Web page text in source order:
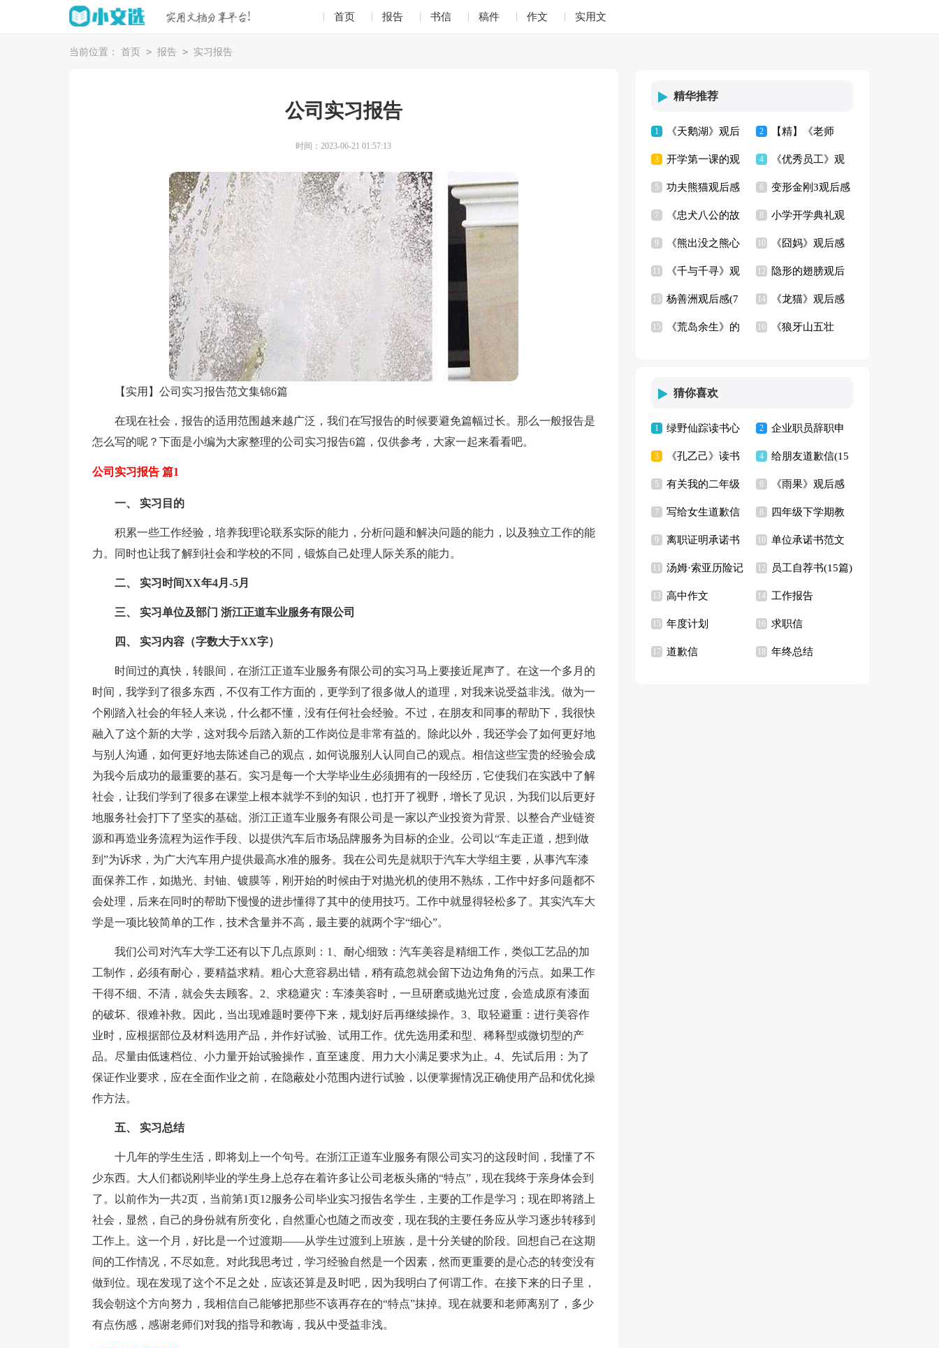
首页 报告 书信 稿件 作文 实用文
当前位置： 首页 > 报告 > 实习报告
公司实习报告
时间：2023-06-21 01:57:13
【实用】公司实习报告范文集锦6篇
在现在社会，报告的适用范围越来越广泛，我们在写报告的时候要避免篇幅过长。那么一般报告是
怎么写的呢？下面是小编为大家整理的公司实习报告6篇，仅供参考，大家一起来看看吧。
公司实习报告 篇1
一、 实习目的
积累一些工作经验，培养我理论联系实际的能力，分析问题和解决问题的能力，以及独立工作的能
力。同时也让我了解到社会和学校的不同，锻炼自己处理人际关系的能力。
二、 实习时间XX年4月-5月
三、 实习单位及部门 浙江正道车业服务有限公司
四、 实习内容（字数大于XX字）
时间过的真快，转眼间，在浙江正道车业服务有限公司的实习马上要接近尾声了。在这一个多月的
时间，我学到了很多东西，不仅有工作方面的，更学到了很多做人的道理，对我来说受益非浅。做为一
个刚踏入社会的年轻人来说，什么都不懂，没有任何社会经验。不过，在朋友和同事的帮助下，我很快
融入了这个新的大学，这对我今后踏入新的工作岗位是非常有益的。除此以外，我还学会了如何更好地
与别人沟通，如何更好地去陈述自己的观点，如何说服别人认同自己的观点。相信这些宝贵的经验会成
为我今后成功的最重要的基石。实习是每一个大学毕业生必须拥有的一段经历，它使我们在实践中了解
社会，让我们学到了很多在课堂上根本就学不到的知识，也打开了视野，增长了见识，为我们以后更好
地服务社会打下了坚实的基础。浙江正道车业服务有限公司是一家以产业投资为背景、以整合产业链资
源和再造业务流程为运作手段、以提供汽车后市场品牌服务为目标的企业。公司以“车走正道，想到做
到”为诉求，为广大汽车用户提供最高水准的服务。我在公司先是就职于汽车大学组主要，从事汽车漆
面保养工作，如抛光、封铀、镀膜等，刚开始的时候由于对抛光机的使用不熟练，工作中好多问题都不
会处理，后来在同时的帮助下慢慢的进步懂得了其中的使用技巧。工作中就显得轻松多了。其实汽车大
学是一项比较简单的工作，技术含量并不高，最主要的就两个字“细心”。
我们公司对汽车大学工还有以下几点原则：1、耐心细致：汽车美容是精细工作，类似工艺品的加
工制作，必须有耐心，要精益求精。粗心大意容易出错，稍有疏忽就会留下边边角角的污点。如果工作
干得不细、不清，就会失去顾客。2、求稳避灾：车漆美容时，一旦研磨或抛光过度，会造成原有漆面
的破坏、很难补救。因此，当出现难题时要停下来，规划好后再继续操作。3、取轻避重：进行美容作
业时，应根据部位及材料选用产品，并作好试验、试用工作。优先选用柔和型、稀释型或微切型的产
品。尽量由低速档位、小力量开始试验操作，直至速度、用力大小满足要求为止。4、先试后用：为了
保证作业要求，应在全面作业之前，在隐蔽处小范围内进行试验，以便掌握情况正确使用产品和优化操
作方法。
五、 实习总结
十几年的学生生活，即将划上一个句号。在浙江正道车业服务有限公司实习的这段时间，我懂了不
少东西。大人们都说刚毕业的学生身上总存在着许多让公司老板头痛的“特点”，现在我终于亲身体会到
了。以前作为一共2页，当前第1页12服务公司毕业实习报告名学生，主要的工作是学习；现在即将踏上
社会，显然，自己的身份就有所变化，自然重心也随之而改变，现在我的主要任务应从学习逐步转移到
工作上。这一个月，好比是一个过渡期——从学生过渡到上班族，是十分关键的阶段。回想自己在这期
间的工作情况，不尽如意。对此我思考过，学习经验自然是一个因素，然而更重要的是心态的转变没有
做到位。现在发现了这个不足之处，应该还算是及时吧，因为我明白了何谓工作。在接下来的日子里，
我会朝这个方向努力，我相信自己能够把那些不该再存在的“特点”抹掉。现在就要和老师离别了，多少
有点伤感，感谢老师们对我的指导和教诲，我从中受益非浅。
精华推荐
1 《天鹅湖》观后
感(6篇)
2 【精】《老师
好》观后感
3 开学第一课的观
后感
4 《优秀员工》观
后感
5 功夫熊猫观后感
(精选15篇)
6 变形金刚3观后感
7 《忠犬八公的故
事》观后感15篇
8 小学开学典礼观
后感
9 《熊出没之熊心
归来》观后感
10 《囧妈》观后感
(14篇)
《千与千寻》观
后感通用15篇
12 隐形的翅膀观后
感(集锦15篇)
13 杨善洲观后感(7
篇)
14 《龙猫》观后感
(汇编15篇)
15 《荒岛余生》的 16 《狼牙山五壮
猜你喜欢
1 绿野仙踪读书心
得15篇
2 企业职员辞职申
请书15篇
3 《孔乙己》读书
心得(15篇)
4 给朋友道歉信(15
篇)
5 有关我的二年级
作文300字汇编10篇
6 《雨果》观后感
7 写给女生道歉信 8 四年级下学期教
学计划汇编5篇
9 离职证明承诺书 10 单位承诺书范文
集合5篇
汤姆·索亚历险记
读后感(集合15篇)
12 员工自荐书(15篇)
13 高中作文 14 工作报告
15 年度计划 16 求职信
17 道歉信 18 年终总结